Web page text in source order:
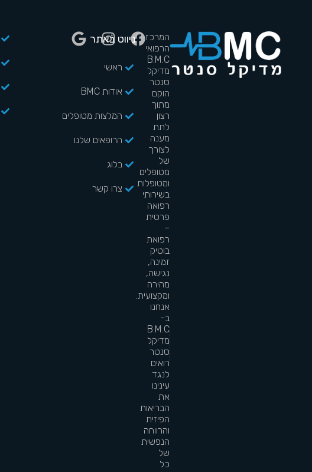
המרכז
הרפואי
B.M.C
מדיקל
סנטר
הוקם
מתוך
רצון
לתת
מענה
לצורך
של
מטופלים
ומטופלות
בשירותי
רפואה
פרטית
–
רפואת
בוטיק
זמינה,
נגישה,
מהירה
ומקצועית.
אנחנו
ב-
B.M.C
מדיקל
סנטר
רואים
לנגד
עינינו
את
הבריאות
הפיזית
והרווחה
הנפשית
של
כל
ניווט באתר
ראשי
אודות BMC
המלצות מטופלים
הרופאים שלנו
בלוג
צרו קשר